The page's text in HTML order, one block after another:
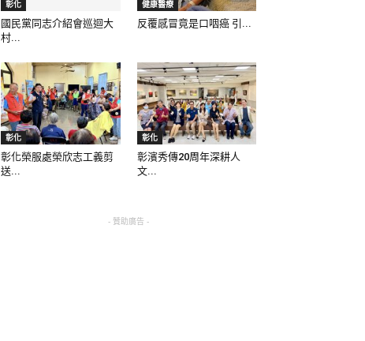
彰化
國民黨同志介紹會巡迴大
村...
健康醫療
反覆感冒竟是口咽癌 引...
彰化
彰化榮服處榮欣志工義剪
送...
彰化
彰濱秀傳20周年深耕人
文...
- 贊助廣告 -